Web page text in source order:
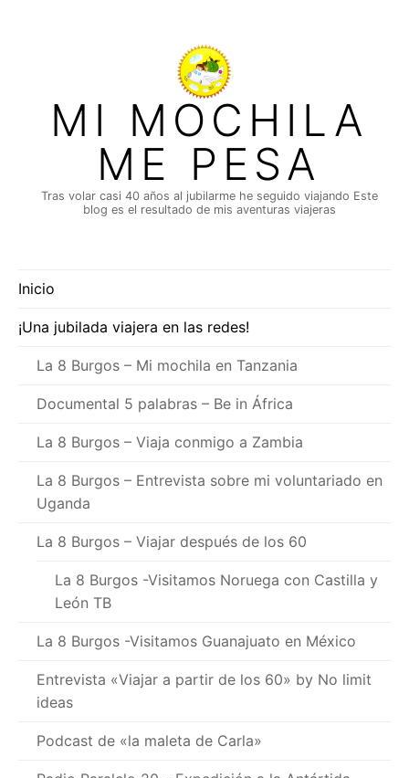
MI MOCHILA
ME PESA
Tras volar casi 40 años al jubilarme he seguido viajando Este
blog es el resultado de mis aventuras viajeras
Inicio
¡Una jubilada viajera en las redes!
La 8 Burgos – Mi mochila en Tanzania
Documental 5 palabras – Be in África
La 8 Burgos – Viaja conmigo a Zambia
La 8 Burgos – Entrevista sobre mi voluntariado en
Uganda
La 8 Burgos – Viajar después de los 60
La 8 Burgos -Visitamos Noruega con Castilla y
León TB
La 8 Burgos -Visitamos Guanajuato en México
Entrevista «Viajar a partir de los 60» by No limit
ideas
Podcast de «la maleta de Carla»